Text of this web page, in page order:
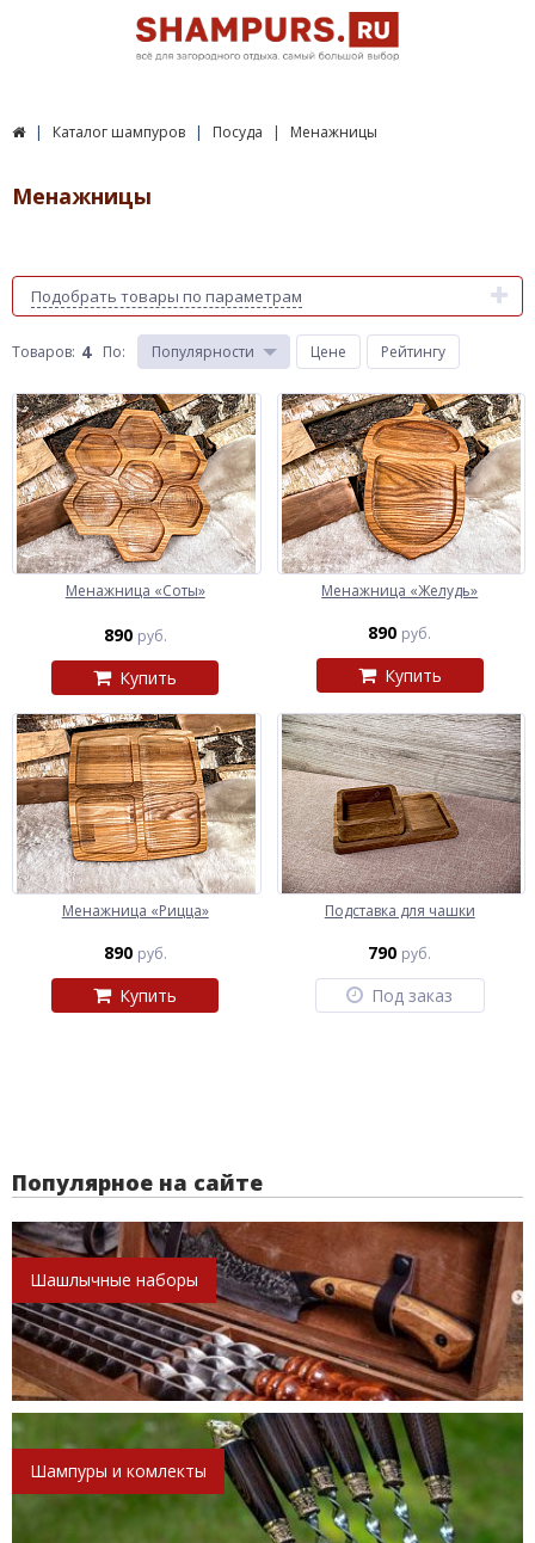
Каталог шампуров Посуда Менажницы
Менажницы
Подобрать товары по параметрам
Товаров: 4 По: Популярности Цене Рейтингу
Менажница «Соты»
890 руб.
Купить
Менажница «Желудь»
890 руб.
Купить
Менажница «Рицца»
890 руб.
Купить
Подставка для чашки
790 руб.
Под заказ
Популярное на сайте
Шашлычные наборы
Шампуры и комлекты